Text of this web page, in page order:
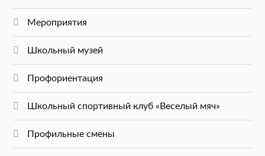
Мероприятия
Школьный музей
Профориентация
Школьный спортивный клуб «Веселый мяч»
Профильные смены